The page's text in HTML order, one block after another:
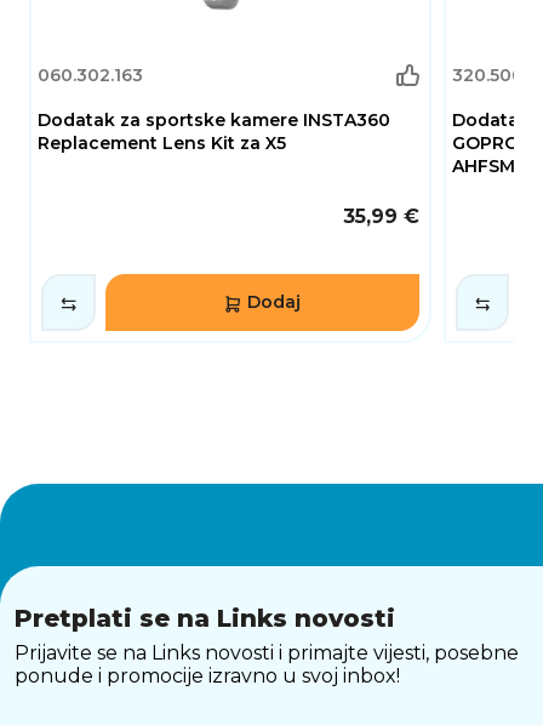
060.302.163
Dodatak za sportske kamere INSTA360
Replacement Lens Kit za X5
35,99 €
Dodaj
Dodatak
GOPRO,
AHFSM-
Pretplati se na Links novosti
Prijavite se na Links novosti i primajte vijesti, posebne
ponude i promocije izravno u svoj inbox!